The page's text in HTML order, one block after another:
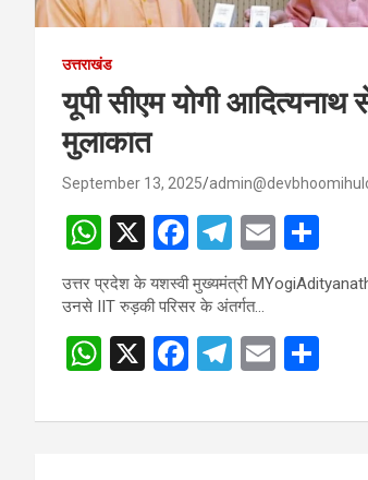
उत्तराखंड
यूपी सीएम योगी आदित्यनाथ
मुलाकात
September 13, 2025
W
h
at
s
A
X
F
a
ce
b
o
T
el
e
gr
a
E
m
ail
h
ar
उत्तर प्रदेश के यशस्वी मुख्यमंत्री
उनसे IIT रुड़की परिसर के अंतर्गत…
W
at
X
F
ce
T
e
E
ail ar